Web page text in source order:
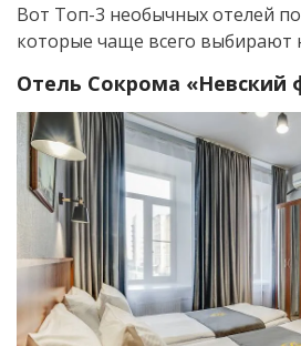
Вот Топ-3 необычных отелей
которые чаще всего выбирают
Отель Сокрома